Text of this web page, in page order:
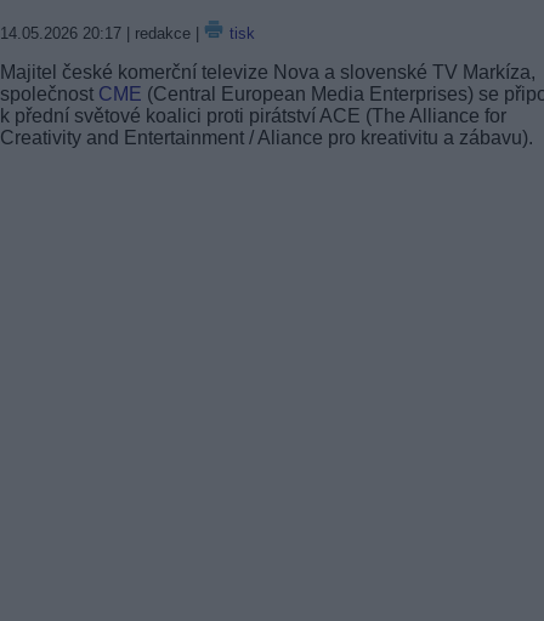
14.05.2026 20:17 | redakce | tisk
Majitel české komerční televize Nova a slovenské TV Markíza,
společnost CME (Central European Media Enterprises) se
k přední světové koalici proti pirátství ACE (The Alliance for
Creativity and Entertainment / Aliance pro kreativitu a zábavu).